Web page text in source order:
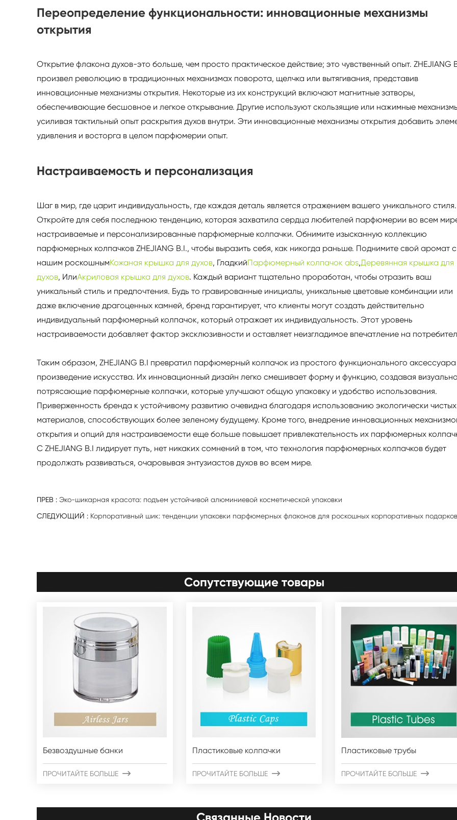
Переопределение функциональности: инновационные механизмы
открытия
Открытие флакона духов-это больше, чем просто практическое действие; это чувственный опыт. ZHEJIANG
произвел революцию в традиционных механизмах поворота, щелчка или вытягивания, представив
инновационные механизмы открытия. Некоторые из их конструкций включают магнитные затворы,
обеспечивающие бесшовное и легкое открывание. Другие используют скользящие или нажимные
усиливая тактильный опыт раскрытия духов внутри. Эти инновационные механизмы открытия добавить
удивления и восторга в целом парфюмерии опыт.
Настраиваемость и персонализация
Шаг в мир, где царит индивидуальность, где каждая деталь является отражением вашего уникального стиля.
Откройте для себя последнюю тенденцию, которая захватила сердца любителей парфюмерии во всем
настраиваемые и персонализированные парфюмерные колпачки. Обнимите изысканную коллекцию
парфюмерных колпачков ZHEJIANG B.I., чтобы выразить себя, как никогда раньше. Поднимите свой аромат с
нашим роскошнымКожаная крышка для духов, ГладкийПарфюмерный колпачок abs,Деревянная крышка для
духов, ИлиАкриловая крышка для духов. Каждый вариант тщательно проработан, чтобы отразить ваш
уникальный стиль и предпочтения. Будь то гравированные инициалы, уникальные цветовые комбинации или
даже включение драгоценных камней, бренд гарантирует, что клиенты могут создать действительно
индивидуальный парфюмерный колпачок, который отражает их индивидуальность. Этот уровень
настраиваемости добавляет фактор эксклюзивности и оставляет неизгладимое впечатление на
Таким образом, ZHEJIANG B.I превратил парфюмерный колпачок из простого функционального аксессуара
произведение искусства. Их инновационный дизайн легко смешивает форму и функцию, создавая визуально
потрясающие парфюмерные колпачки, которые улучшают общую упаковку и удобство использования.
Приверженность бренда к устойчивому развитию очевидна благодаря использованию экологически чистых
материалов, способствующих более зеленому будущему. Кроме того, внедрение инновационных
открытия и опций для настраиваемости еще больше повышает привлекательность их парфюмерных
С ZHEJIANG B.I лидирует путь, нет никаких сомнений в том, что технология парфюмерных колпачков будет
продолжать развиваться, очаровывая энтузиастов духов во всем мире.
ПРЕВ : Эко-шикарная красота: подъем устойчивой алюминиевой косметической упаковки
СЛЕДУЮЩИЙ : Корпоративный шик: тенденции упаковки парфюмерных флаконов для роскошных корпоративных подарков
Сопутствующие товары
Безвоздушные банки
ПРОЧИТАЙТЕ БОЛЬШЕ 
Пластиковые колпачки
ПРОЧИТАЙТЕ БОЛЬШЕ 
Пластиковые трубы
ПРОЧИТАЙТЕ БОЛЬШЕ 